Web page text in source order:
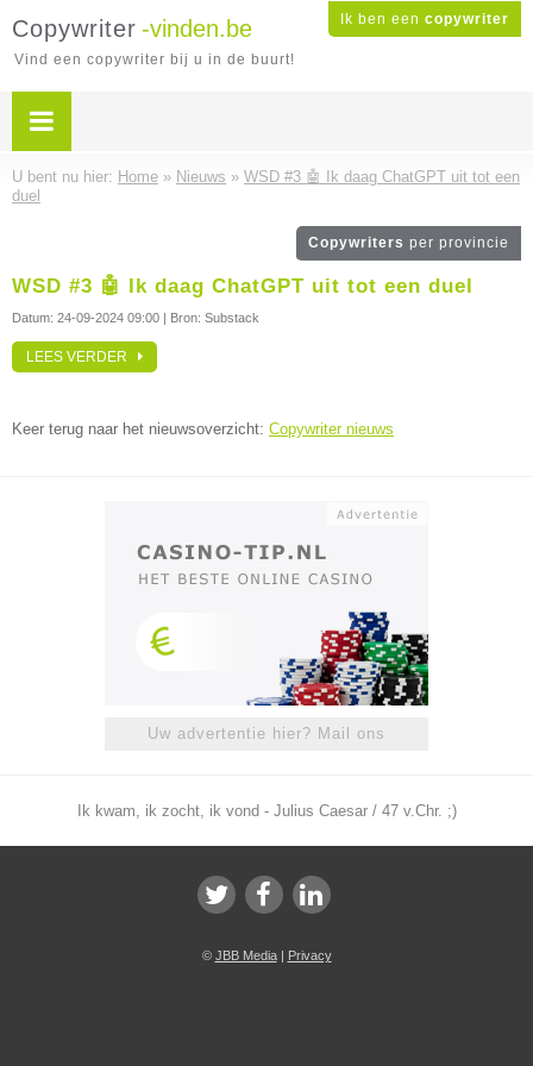
Ik ben een copywriter
Copywriter -vinden.be
Vind een copywriter bij u in de buurt!
U bent nu hier: Home » Nieuws » WSD #3 🤖 Ik daag ChatGPT uit tot een
duel
Copywriters per provincie
WSD #3 🤖 Ik daag ChatGPT uit tot een duel
Datum: 24-09-2024 09:00 | Bron: Substack
LEES VERDER
Keer terug naar het nieuwsoverzicht: Copywriter nieuws
Uw advertentie hier? Mail ons
Ik kwam, ik zocht, ik vond - Julius Caesar / 47 v.Chr. ;)
© JBB Media| Privacy